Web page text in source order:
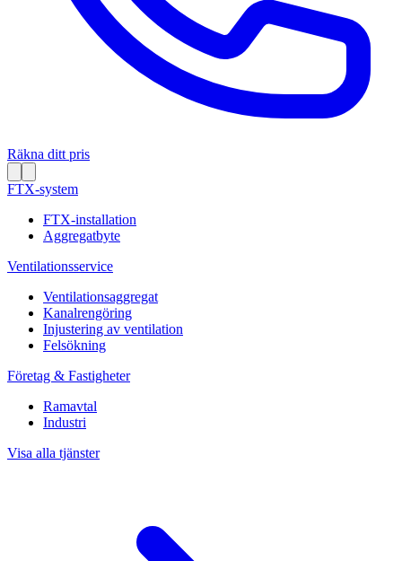
Räkna ditt pris
FTX-system
FTX-installation
Aggregatbyte
Ventilationsservice
Ventilationsaggregat
Kanalrengöring
Injustering av ventilation
Felsökning
Företag & Fastigheter
Ramavtal
Industri
Visa alla tjänster